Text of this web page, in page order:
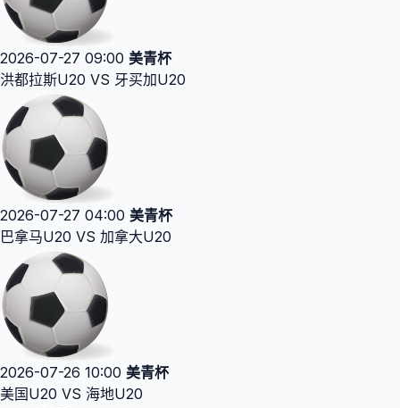
2026-07-27 09:00 美青杯
洪都拉斯U20 VS 牙买加U20
2026-07-27 04:00 美青杯
巴拿马U20 VS 加拿大U20
2026-07-26 10:00 美青杯
美国U20 VS 海地U20